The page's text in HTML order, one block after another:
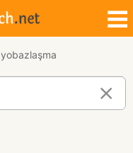
yobazlaşma